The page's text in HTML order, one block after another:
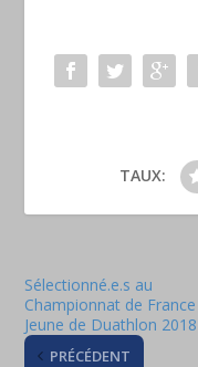
TAUX:
Sélectionné.e.s au
Championnat de France
Jeune de Duathlon 2018
PRÉCÉDENT